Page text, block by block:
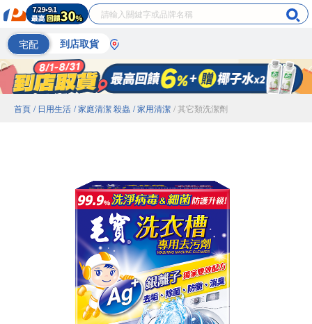
宅配 到店取貨
首頁 / 日用生活 / 家庭清潔 殺蟲 / 家用清潔 / 其它類洗潔劑